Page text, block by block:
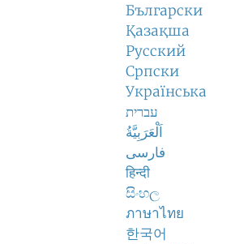
Български
Қазақша
Русский
Српски
Українська
עברית
اَلْعَرَبِيَّةُ
فارسی
हिन्दी
සිංහල
ภาษาไทย
한국어